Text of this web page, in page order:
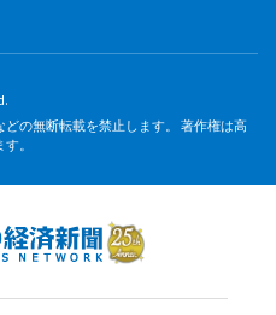
の無断転載を禁止します。 著作権は高
。